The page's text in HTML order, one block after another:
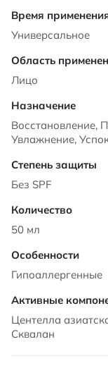
Универсальное
Лицо
Восстановление,
Увлажнение,
Без SPF
50 мл
Гипоаллергенные
Центелла
Сквалан